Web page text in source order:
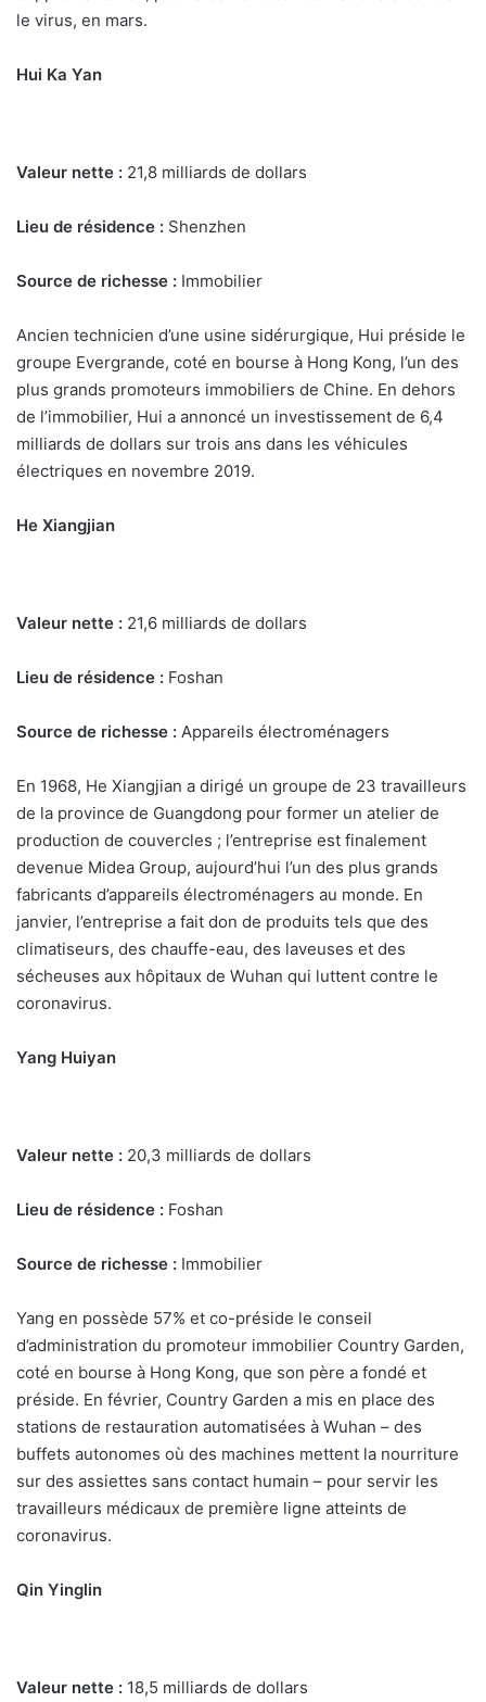
le virus, en mars.
Hui Ka Yan
Valeur nette : 21,8 milliards de dollars
Lieu de résidence : Shenzhen
Source de richesse : Immobilier
Ancien technicien d’une usine sidérurgique, Hui préside le
groupe Evergrande, coté en bourse à Hong Kong, l’un des
plus grands promoteurs immobiliers de Chine. En dehors
de l’immobilier, Hui a annoncé un investissement de 6,4
milliards de dollars sur trois ans dans les véhicules
électriques en novembre 2019.
He Xiangjian
Valeur nette : 21,6 milliards de dollars
Lieu de résidence : Foshan
Source de richesse : Appareils électroménagers
En 1968, He Xiangjian a dirigé un groupe de 23 travailleurs
de la province de Guangdong pour former un atelier de
production de couvercles ; l’entreprise est finalement
devenue Midea Group, aujourd’hui l’un des plus grands
fabricants d’appareils électroménagers au monde. En
janvier, l’entreprise a fait don de produits tels que des
climatiseurs, des chauffe-eau, des laveuses et des
sécheuses aux hôpitaux de Wuhan qui luttent contre le
coronavirus.
Yang Huiyan
Valeur nette : 20,3 milliards de dollars
Lieu de résidence : Foshan
Source de richesse : Immobilier
Yang en possède 57% et co-préside le conseil
d’administration du promoteur immobilier Country Garden,
coté en bourse à Hong Kong, que son père a fondé et
préside. En février, Country Garden a mis en place des
stations de restauration automatisées à Wuhan – des
buffets autonomes où des machines mettent la nourriture
sur des assiettes sans contact humain – pour servir les
travailleurs médicaux de première ligne atteints de
coronavirus.
Qin Yinglin
Valeur nette : 18,5 milliards de dollars